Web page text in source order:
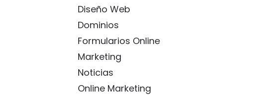
Diseño Web
Dominios
Formularios Online
Marketing
Noticias
Online Marketing